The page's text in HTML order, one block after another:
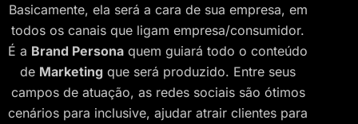
Basicamente, ela será a cara de sua empresa, em
todos os canais que ligam empresa/consumidor.
É a Brand Persona quem guiará todo o conteúdo
de Marketing que será produzido. Entre seus
campos de atuação, as redes sociais são ótimos
cenários para inclusive, ajudar atrair clientes para